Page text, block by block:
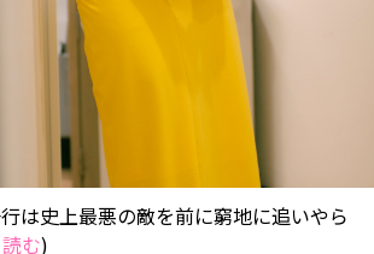
は史上最悪の敵を前に窮地に追いやら
む)